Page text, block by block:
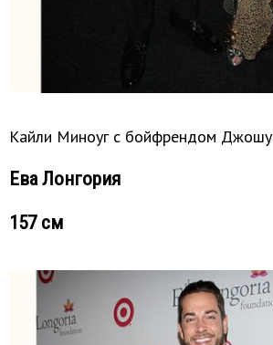
Кайли Миноуг с бойфрендом
Ева Лонгория
157 см